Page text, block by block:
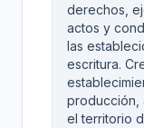
derechos,
actos y
las
escritura.
producción,
el territorio